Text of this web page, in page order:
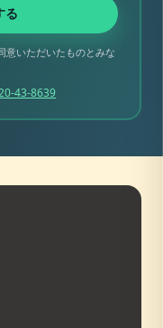
る
意いただいたものとみな
43-8639